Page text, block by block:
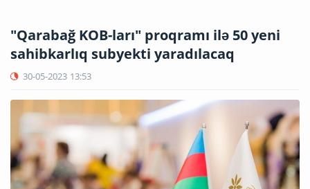
"Qarabağ KOB-ları" proqramı ilə 50 yeni
sahibkarlıq subyekti yaradılacaq
30-05-2023 13:53